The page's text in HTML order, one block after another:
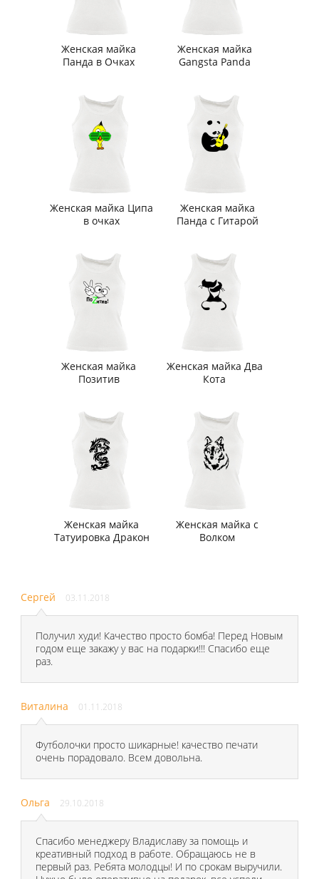
Женская майка
Панда в Очках
Женская майка
Gangsta Panda
Женская майка Ципа
в очках
Женская майка
Панда с Гитарой
Женская майка
Позитив
Женская майка Два
Кота
Женская майка
Татуировка Дракон
Женская майка с
Волком
Сергей 03.11.2018
Получил худи! Качество просто бомба! Перед Новым
годом еще закажу у вас на подарки!!! Спасибо еще
раз.
Виталина 01.11.2018
Футболочки просто шикарные! качество печати
очень порадовало. Всем довольна.
Ольга 29.10.2018
Спасибо менеджеру Владиславу за помощь и
креативный подход в работе. Обращаюсь не в
первый раз. Ребята молодцы! И по срокам выручили.